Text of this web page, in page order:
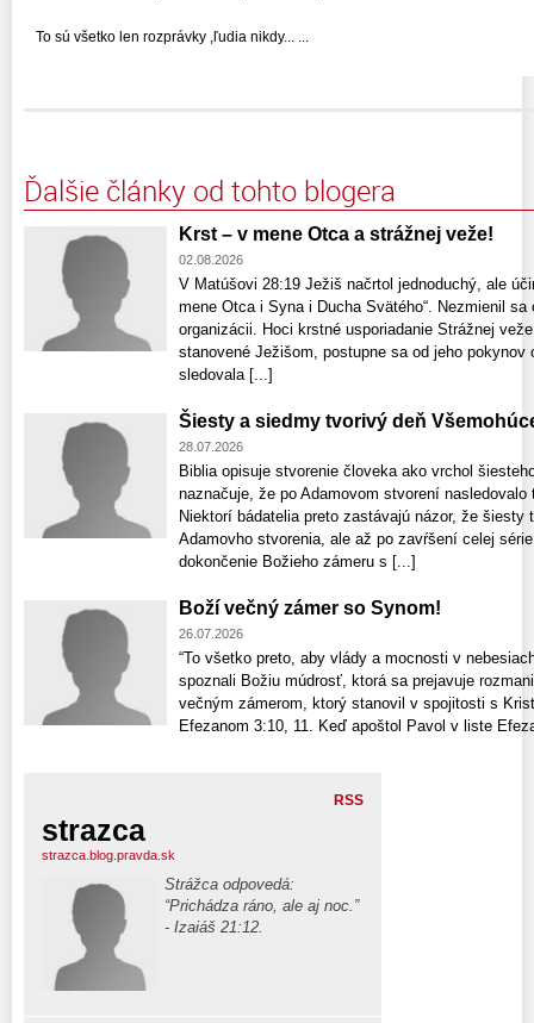
To sú všetko len rozprávky ,ľudia nikdy... ...
Ďalšie články od tohto blogera
Krst – v mene Otca a strážnej veže!
02.08.2026
V Matúšovi 28:19 Ježiš načrtol jednoduchý, ale
mene Otca i Syna i Ducha Svätého“. Nezmienil
organizácii. Hoci krstné usporiadanie Strážnej
stanovené Ježišom, postupne sa od jeho pokynov
sledovala [...]
Šiesty a siedmy tvorivý deň
28.07.2026
Biblia opisuje stvorenie človeka ako vrchol
naznačuje, že po Adamovom stvorení
Niektorí bádatelia preto zastávajú názor, že
Adamovho stvorenia, ale až po zavŕšení celej
dokončenie Božieho zámeru s [...]
Boží večný zámer so Synom!
26.07.2026
“To všetko preto, aby vlády a mocnosti v
spoznali Božiu múdrosť, ktorá sa prejavuje
večným zámerom, ktorý stanovil v spojitosti s
Efezanom 3:10, 11. Keď apoštol Pavol v liste
RSS
strazca
strazca.blog.pravda.sk
Strážca odpovedá:
“Prichádza ráno, ale aj noc.”
- Izaiáš 21:12.